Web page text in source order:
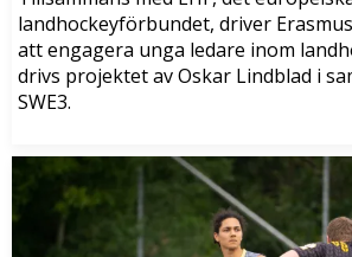
landhockeyförbundet, driver
att engagera unga ledare inom
drivs projektet av Oskar Lindblad i
SWE3.